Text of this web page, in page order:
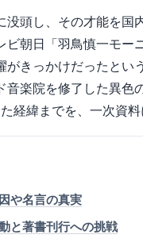
没頭し、その才能を国
ビ朝日「羽鳥慎一モー
がきっかけだったとい
音楽院を修了した異色
経緯までを、一次資
や名言の真実
と著書刊行への挑戦